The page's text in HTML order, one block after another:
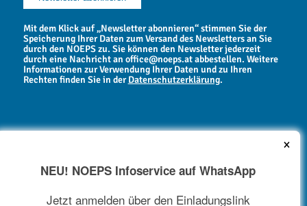
Mit dem Klick auf „Newsletter abonnieren“ stimmen Sie der
Speicherung Ihrer Daten zum Versand des Newsletters an Sie
durch den NOEPS zu. Sie können den Newsletter jederzeit
durch eine Nachricht an office@noeps.at abbestellen. Weitere
Informationen zur Verwendung Ihrer Daten und zu Ihren
Rechten finden Sie in derDatenschutzerklärung.
NEWSARCHIV
×
NEU! NOEPS Infoservice auf WhatsApp
Jetzt anmelden über den Einladungslink